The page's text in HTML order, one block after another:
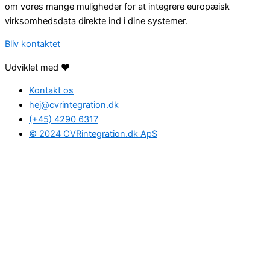
om vores mange muligheder for at integrere europæisk
virksomhedsdata direkte ind i dine systemer.
Bliv kontaktet
Udviklet med ❤️
Kontakt os
hej@cvrintegration.dk
(+45) 4290 6317
© 2024 CVRintegration.dk ApS